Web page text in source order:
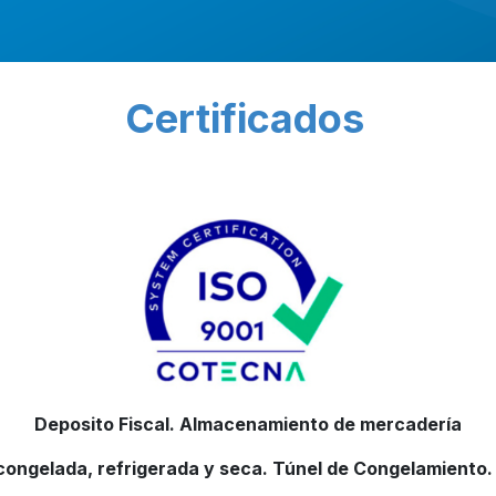
Deposito Fiscal. Almacenamiento de mercadería
refrigerada y seca. Túnel de